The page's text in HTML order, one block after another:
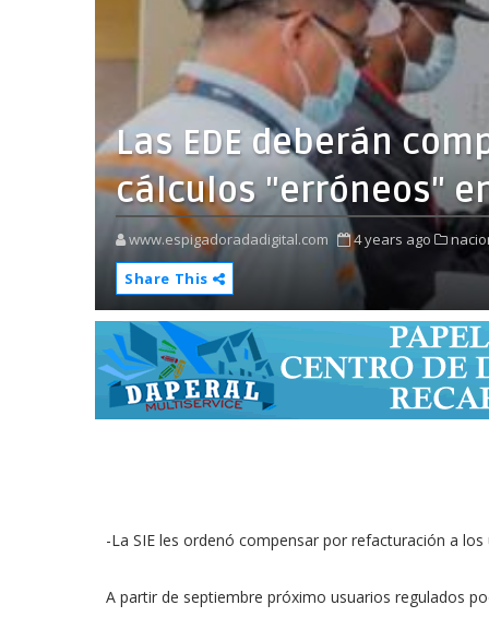
Las EDE deberán
cálculos "erróneos"
www.espigadoradadigital.com 4 years ago
Share This
-La SIE les ordenó compensar por refacturación a
A partir de septiembre próximo usuarios regulados